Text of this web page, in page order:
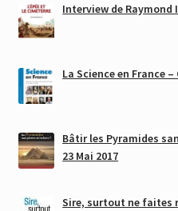
Interview de Raymond
La Science en France
Bâtir les Pyramides
23 Mai 2017
Sire, surtout ne faites